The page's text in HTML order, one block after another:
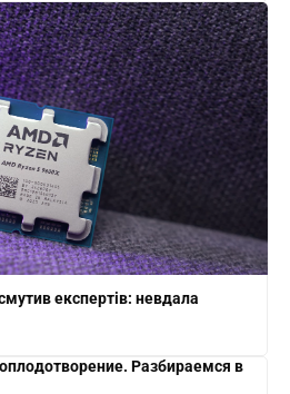
експертів: невдала
Разбираемся в